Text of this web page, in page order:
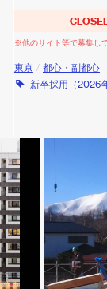
※他のサイト等で募集し
東京 / 都心・副都心
新卒採用（2026